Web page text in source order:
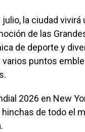
la ciudad
de las
de deporte y
puntos
2026 en New
de todo el